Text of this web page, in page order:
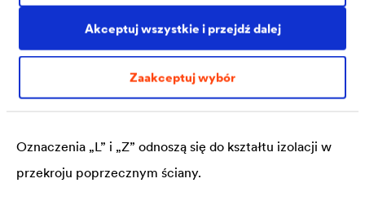
Akceptuj wszystkie i przejdź dalej
Zaakceptuj wybór
Izolacje L i Z
Izolacja pozioma muru może być układana jako bariera L
Oznaczenia „L” i „Z” odnoszą się do kształtu izolacji w
przekroju poprzecznym ściany.